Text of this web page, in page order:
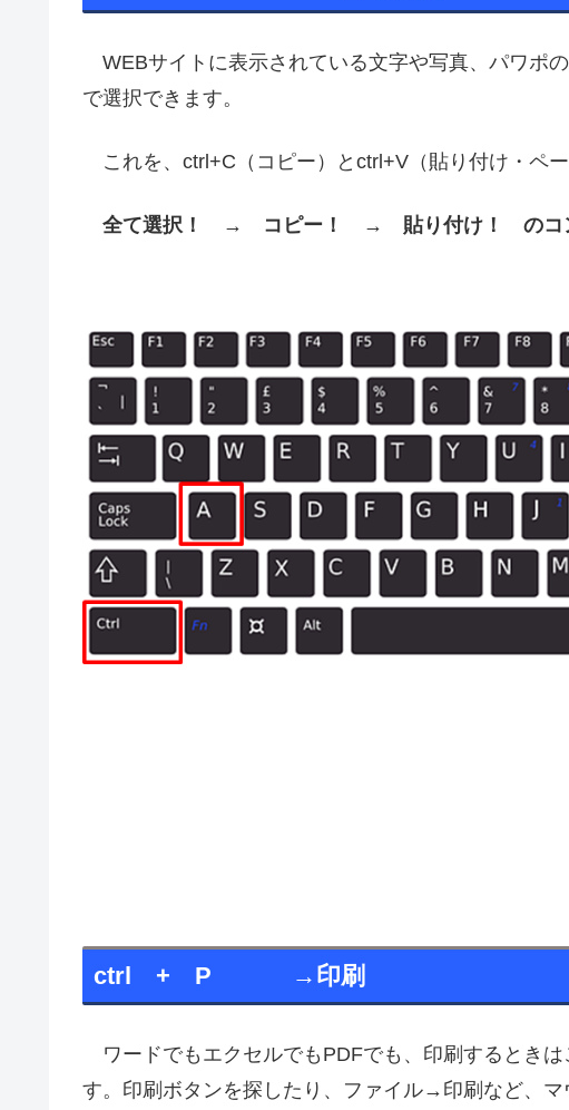
WEBサイトに表示されている文字や写真、パワポ
で選択できます。
これを、ctrl+C（コピー）とctrl+V（貼り付け・ペー
全て選択！ → コピー！ → 貼り付け！ のコ
ctrl + P →印刷
ワードでもエクセルでもPDFでも、印刷するとき
す。印刷ボタンを探したり、ファイル→印刷など、